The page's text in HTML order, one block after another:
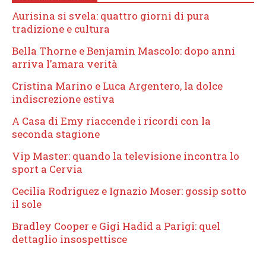
Aurisina si svela: quattro giorni di pura
tradizione e cultura
Bella Thorne e Benjamin Mascolo: dopo anni
arriva l’amara verità
Cristina Marino e Luca Argentero, la dolce
indiscrezione estiva
A Casa di Emy riaccende i ricordi con la
seconda stagione
Vip Master: quando la televisione incontra lo
sport a Cervia
Cecilia Rodriguez e Ignazio Moser: gossip sotto
il sole
Bradley Cooper e Gigi Hadid a Parigi: quel
dettaglio insospettisce